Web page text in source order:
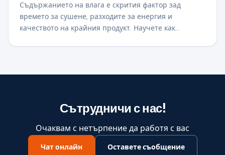
Съдържанието на влага е скрития фактор зад
времето за сушене, разходите за енергия и
качеството на крайния продукт. Научете как
Сътрудничи с нас!
Очаквам с нетърпение да работя с вас
Чат онлайн Оставете съобщение